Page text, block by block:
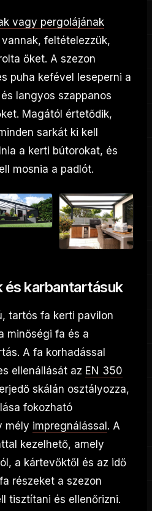
vagy pergolájának
feltételezzük,
őket. A szezon
puha kefével leseperni a
langyos szappanos
Magától értetődik,
sarkát ki kell
a kerti bútorokat, és
mosnia a padlót.
és karbantartásuk
tartós fa kerti pavilon
minőségi fa és a
A fa korhadással
ellenállását az EN 350
skálán osztályozza,
fokozható
mély impregnálással . A
kezelhető, amely
a kártevőktől és az idő
részeket a szezon
tisztítani és ellenőrizni.